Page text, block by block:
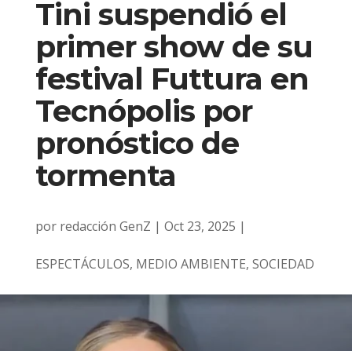
Tini suspendió el
primer show de su
festival Futtura en
Tecnópolis por
pronóstico de
tormenta
por redacción GenZ | Oct 23, 2025 |
ESPECTÁCULOS, MEDIO AMBIENTE, SOCIEDAD